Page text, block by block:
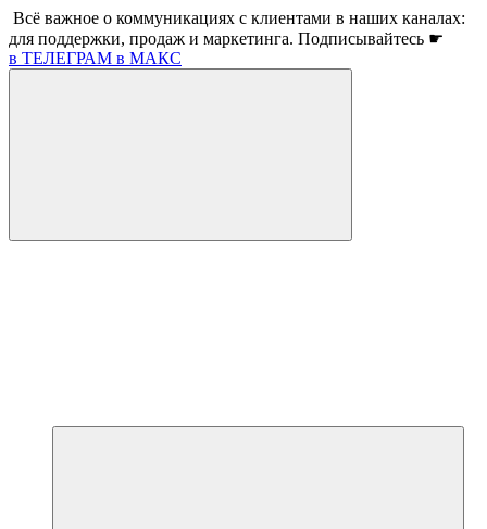
Всё важное о коммуникациях с клиентами в наших каналах:
для поддержки, продаж и маркетинга. Подписывайтесь ☛
в ТЕЛЕГРАМ в МАКС